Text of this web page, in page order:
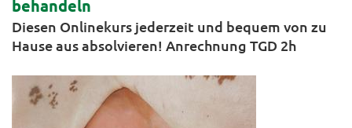
behandeln
Diesen Onlinekurs jederzeit und bequem von zu
Hause aus absolvieren! Anrechnung TGD 2h